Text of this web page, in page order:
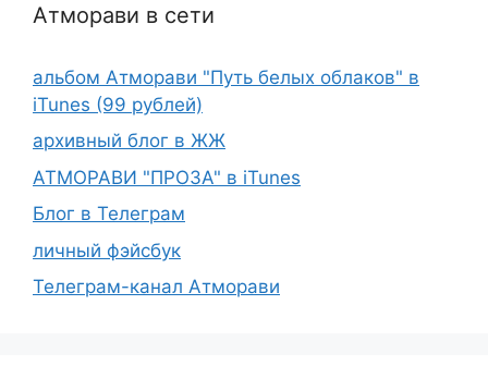
Атморави в сети
альбом Атморави "Путь белых облаков" в
iTunes (99 рублей)
архивный блог в ЖЖ
АТМОРАВИ "ПРОЗА" в iTunes
Блог в Телеграм
личный фэйсбук
Телеграм-канал Атморави